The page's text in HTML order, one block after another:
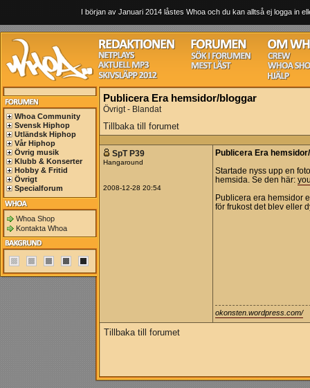
I början av Januari 2014 låstes Whoa och du kan alltså ej logga in
Whoa Community
Svensk Hiphop
Utländsk Hiphop
Vår Hiphop
Övrig musik
Klubb & Konserter
Hobby & Fritid
Övrigt
Specialforum
Whoa Shop
Kontakta Whoa
Publicera Era hemsidor/bloggar
Övrigt - Blandat
Tillbaka till forumet
SpT P39
Hangaround
2008-12-28 20:54
Publicera Era
Startade nyss upp en
hemsida. Se den här:
Publicera era hemsidor
för frukost det blev eller
okonsten.wordpress.com/
Tillbaka till forumet